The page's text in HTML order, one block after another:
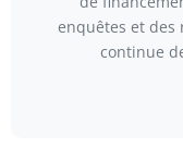
enquêtes et des
continue